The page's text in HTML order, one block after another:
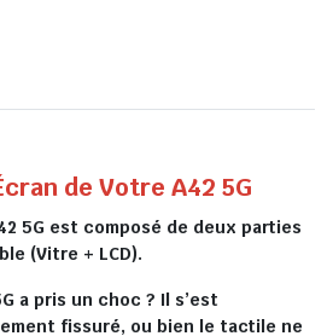
de Votre A42 5G
5G est composé de deux parties
(Vitre + LCD).
a pris un choc ? Il s’est
fissuré, ou bien le tactile ne